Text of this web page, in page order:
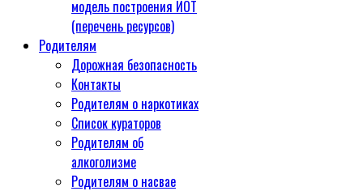
модель построения ИОТ
(перечень ресурсов)
Родителям
Дорожная безопасность
Контакты
Родителям о наркотиках
Список кураторов
Родителям об
алкоголизме
Родителям о насвае